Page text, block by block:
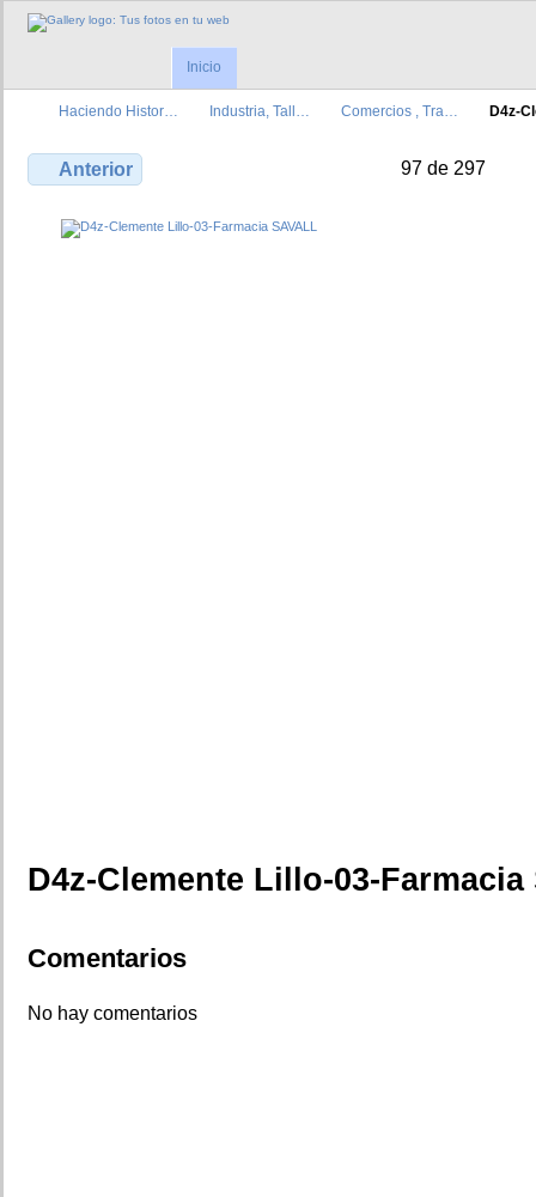
Inicio
Haciendo Histor… Industria, Tall… Comercios , Tra… D4z-
Anterior 97 de 297
D4z-Clemente Lillo-03-Farmacia
Comentarios
No hay comentarios